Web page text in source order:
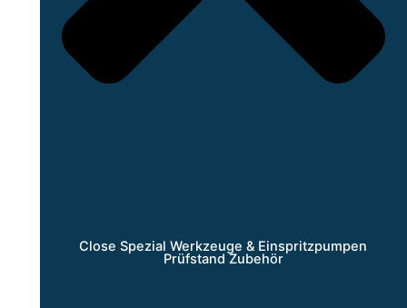
Close Spezial Werkzeuge & Einspritzpumpen
Prüfstand Zubehör